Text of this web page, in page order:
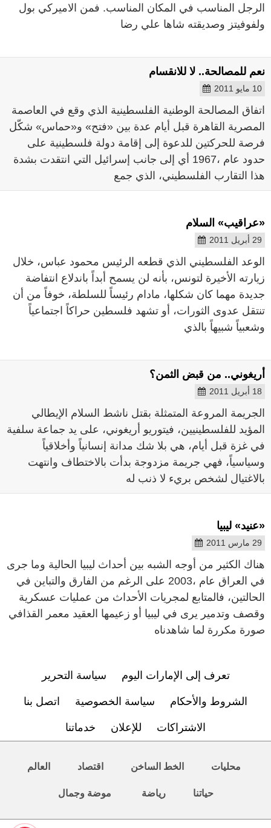
الرجل المناسب في المكان المناسب. فمن الاميركي بول
ولفوفيتز وصديقته شاها علي رضا
نعم للمصالحة.. لا للانقسام
10 مايو 2011
اتفاق المصالحة الوطنية الفلسطينية الذي وقع في العاصمة
المصرية القاهرة قبل أيام عدة بين «فتح» و«حماس» شكّل
فرصة للحركتين للدعوة إلى إقامة دولة فلسطينية على
حدود عام ،1967 أي إلى جانب إسرائيل التي انتقدت بشدة
هذا التقارب الفلسطيني، الذي جمع
«عراقيب» السلام
29 أبريل 2011
الوعد الفلسطيني الذي قطعه الرئيس محمود عباس، خلال
زيارته الأخيرة لتونس، بأنه لن يسمح أبداً باندلاع انتفاضة
جديدة مهما كان شكلها، مادام رئيساً للسلطة، خوفاً من أن
تنتقل عدوى الثورات، أو تشهد فلسطين حراكاً اجتماعياً
وشعبياً شبيهاً بالذي
أريغوني.. من قبض الثمن؟
18 أبريل 2011
الجريمة المروعة المتمثلة بقتل ناشط السلام الإيطالي
المؤيد للفلسطينيين، فيتوريو أريغوني، على يد جماعة سلفية
في غزة قبل أيام، هي بلا شك مدانة إنسانياً وأخلاقياً
وسياسياً، فهي جريمة مزدوجة بدأت بالاختطاف وانتهت
بالاغتيال لشخص بريء لا ذنب له
«عنيد» ليبيا
29 مارس 2011
هناك الكثير من أوجه الشبه بين أحداث ليبيا الحالية وما جرى
في العراق عام ،2003 على الرغم من الفارق والتباين في
الحالتين، فالمتابع لمجريات الأحداث من عمليات عسكرية
وقصف وتدمير يرى في ليبيا أو زعيمها العقيد معمر القذافي
صورة مكررة لما شاهدناه
تعرف إلى الإمارات اليوم سياسة التحرير
الشروط والأحكام سياسة الخصوصية اتصل بنا
الاشتراكات للإعلان خدماتنا
محليات الخط الساخن اقتصاد العالم
حياتنا رياضة موضة وجمال